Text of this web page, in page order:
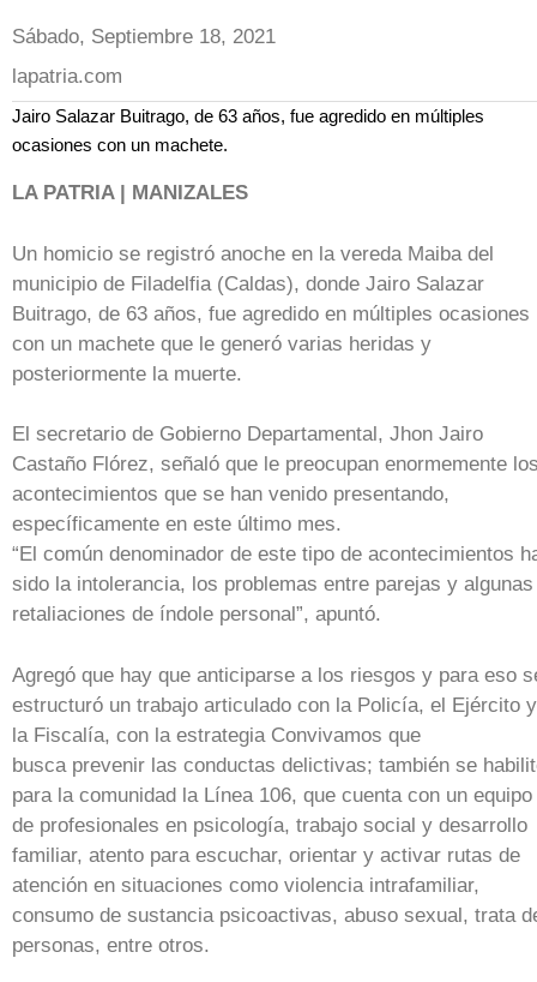
Sábado, Septiembre 18, 2021
lapatria.com
Jairo Salazar Buitrago, de 63 años, fue agredido en múltiples
ocasiones con un machete.
LA PATRIA | MANIZALES
Un homicio se registró anoche en la vereda Maiba del
municipio de Filadelfia (Caldas), donde Jairo Salazar
Buitrago, de 63 años, fue agredido en múltiples ocasiones
con un machete que le generó varias heridas y
posteriormente la muerte.
El secretario de Gobierno Departamental, Jhon Jairo
Castaño Flórez, señaló que le preocupan enormemente
acontecimientos que se han venido presentando,
específicamente en este último mes.
“El común denominador de este tipo de acontecimientos
sido la intolerancia, los problemas entre parejas y algunas
retaliaciones de índole personal”, apuntó.
Agregó que hay que anticiparse a los riesgos y para eso
estructuró un trabajo articulado con la Policía, el Ejército y
la Fiscalía, con la estrategia Convivamos que
busca prevenir las conductas delictivas; también se
para la comunidad la Línea 106, que cuenta con un equipo
de profesionales en psicología, trabajo social y desarrollo
familiar, atento para escuchar, orientar y activar rutas de
atención en situaciones como violencia intrafamiliar,
consumo de sustancia psicoactivas, abuso sexual, trata
personas, entre otros.